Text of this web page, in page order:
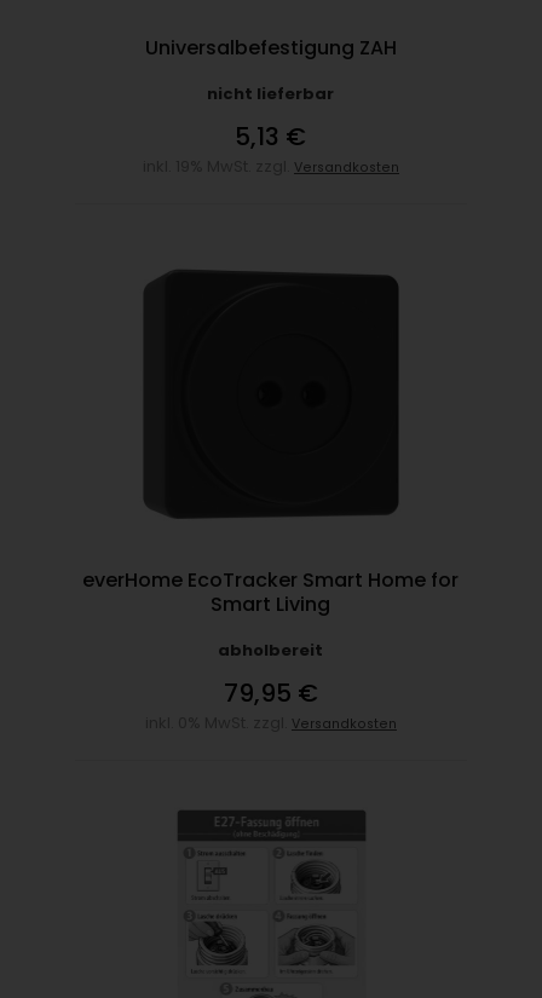
Universalbefestigung ZAH
nicht lieferbar
5,13 €
Versandkosten
everHome EcoTracker Smart Home for
Smart Living
abholbereit
79,95 €
Versandkosten